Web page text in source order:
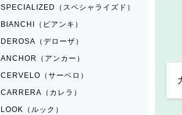
SPECIALIZED（スペシャライズド）
BIANCHI（ビアンキ）
DEROSA（デローザ）
ANCHOR（アンカー）
CERVELO（サーベロ）
CARRERA（カレラ）
LOOK（ルック）